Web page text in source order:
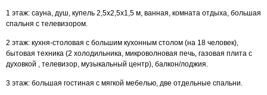
1 этаж: сауна, душ, купель 2,5х2,5x1,5 м, ванная, комната отдыха, большая
спальня с телевизором.
2 этаж: кухня-столовая с большим кухонным столом (на 18 человек),
бытовая техника (2 холодильника, микроволновая печь, газовая плита с
духовкой , телевизор, музыкальный центр), балкон/лоджия.
3 этаж: большая гостиная с мягкой мебелью, две отдельные спальни.